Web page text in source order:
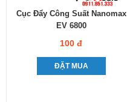
Cục Đẩy Công Suất Nanomax
EV 6800
100 đ
ĐẶT MUA